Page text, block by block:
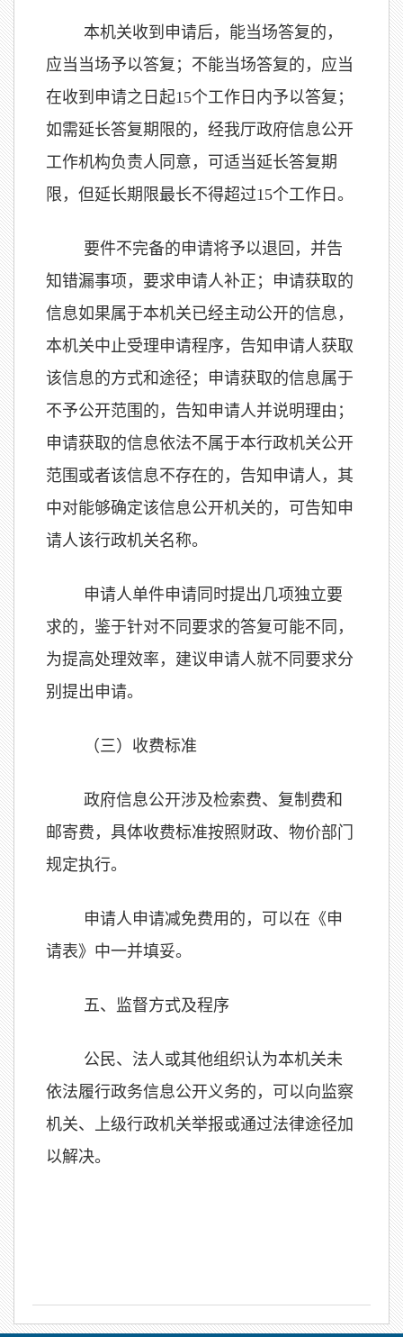
本机关收到申请后，能当场答复的，
应当当场予以答复；不能当场答复的，应当
在收到申请之日起15个工作日内予以答复；
如需延长答复期限的，经我厅政府信息公开
工作机构负责人同意，可适当延长答复期
限，但延长期限最长不得超过15个工作日。
要件不完备的申请将予以退回，并告
知错漏事项，要求申请人补正；申请获取的
信息如果属于本机关已经主动公开的信息，
本机关中止受理申请程序，告知申请人获取
该信息的方式和途径；申请获取的信息属于
不予公开范围的，告知申请人并说明理由；
申请获取的信息依法不属于本行政机关公开
范围或者该信息不存在的，告知申请人，其
中对能够确定该信息公开机关的，可告知申
请人该行政机关名称。
申请人单件申请同时提出几项独立要
求的，鉴于针对不同要求的答复可能不同，
为提高处理效率，建议申请人就不同要求分
别提出申请。
（三）收费标准
政府信息公开涉及检索费、复制费和
邮寄费，具体收费标准按照财政、物价部门
规定执行。
申请人申请减免费用的，可以在《申
请表》中一并填妥。
五、监督方式及程序
公民、法人或其他组织认为本机关未
依法履行政务信息公开义务的，可以向监察
机关、上级行政机关举报或通过法律途径加
以解决。